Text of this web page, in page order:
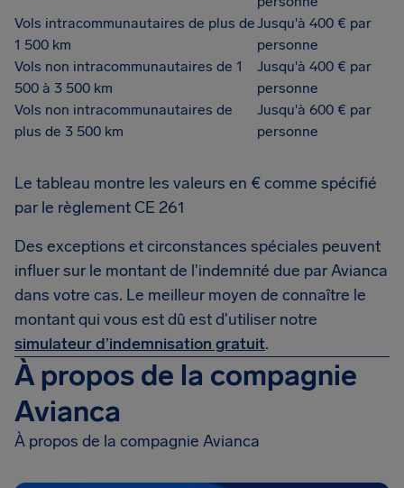
Vols intracommunautaires de plus de
1 500 km
Jusqu'à 400 € par
personne
Vols non intracommunautaires de 1
500 à 3 500 km
Jusqu'à 400 € par
personne
Vols non intracommunautaires de
plus de 3 500 km
Jusqu'à 600 € par
personne
Le tableau montre les valeurs en € comme spécifié
par le règlement CE 261
Des exceptions et circonstances spéciales peuvent
influer sur le montant de l'indemnité due par Avianca
dans votre cas. Le meilleur moyen de connaître le
montant qui vous est dû est d'utiliser notre
simulateur d’indemnisation gratuit.
À propos de la compagnie
Avianca
À propos de la compagnie Avianca